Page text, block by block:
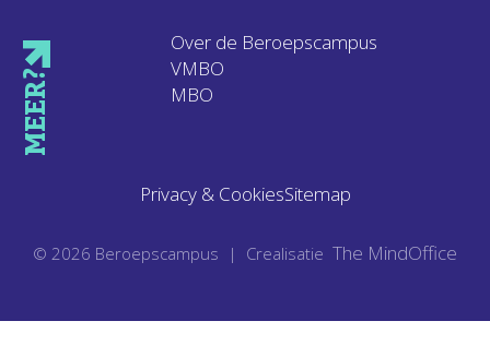
MEER?
Over de Beroepscampus
VMBO
MBO
Privacy & CookiesSitemap
© 2026 Beroepscampus | Crealisatie The MindOffice